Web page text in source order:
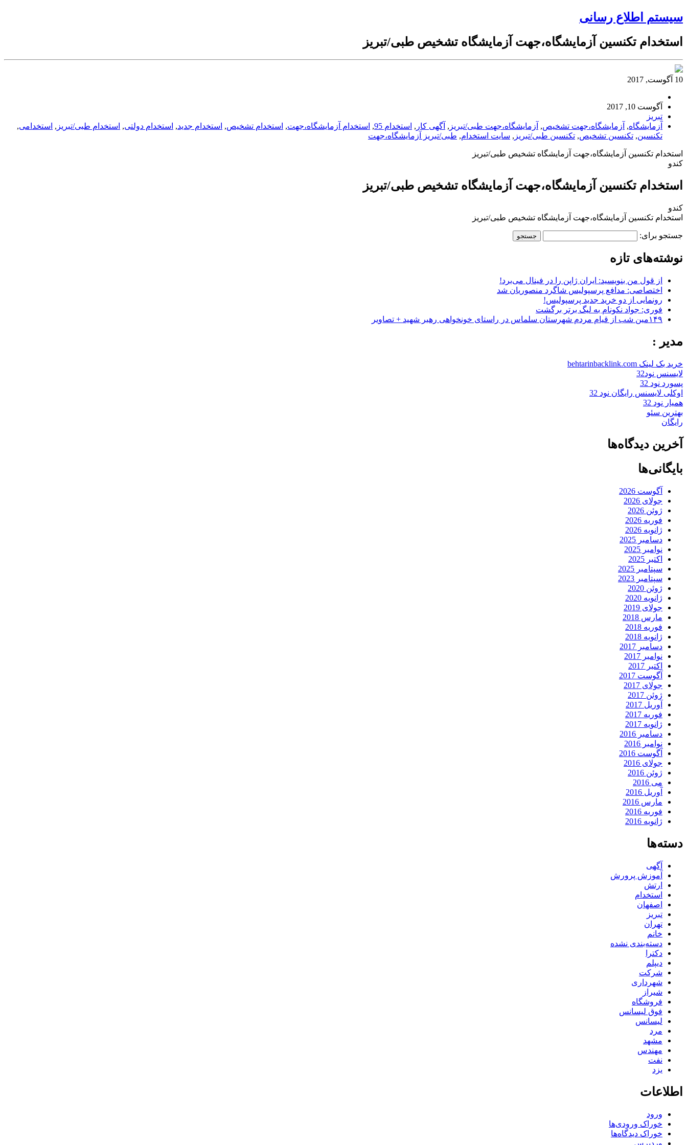
سیستم اطلاع رسانی
استخدام تکنسین آزمایشگاه،جهت آزمایشگاه تشخیص طبی/تبریز
10 آگوست, 2017
آگوست 10, 2017
تبریز
آزمایشگاه, آزمایشگاه،جهت تشخیص, آزمایشگاه،جهت طبی/تبریز , آگهی کار , استخدام 95 , استخدام آزمایشگاه،جهت, استخدام تشخیص, استخدام جدید, استخدام دولتی, استخدام طبی/تبریز , استخدامی,
تکنسین, تکنسین تشخیص, تکنسین طبی/تبریز , سایت استخدام, طبی/تبریز آزمایشگاه،جهت
استخدام تکنسین آزمایشگاه،جهت آزمایشگاه تشخیص طبی/تبریز
کندو
استخدام تکنسین آزمایشگاه،جهت آزمایشگاه تشخیص طبی/تبریز
کندو
استخدام تکنسین آزمایشگاه،جهت آزمایشگاه تشخیص طبی/تبریز
جستجو برای:
نوشته‌های تازه
از قول من بنویسید: ایران ژاپن را در فینال می‌برد!
اختصاصی: مدافع پرسپولیس شاگرد منصوریان شد
رونمایی از دو خرید جدید پرسپولیس!
فوری: جواد نکونام به لیگ برتر برگشت
۱۴۹مین شب از قیام مردم شهرستان سلماس در راستای خونخواهی رهبر شهید + تصاویر
مدیر :
خرید بک لینک behtarinbacklink.com
لایسنس نود32
پسورد نود 32
اوکلی لایسنس رایگان نود 32
همیار نود 32
بهترین سئو
رایگان
آخرین دیدگاه‌ها
بایگانی‌ها
آگوست 2026
جولای 2026
ژوئن 2026
فوریه 2026
ژانویه 2026
دسامبر 2025
نوامبر 2025
اکتبر 2025
سپتامبر 2025
سپتامبر 2023
ژوئن 2020
ژانویه 2020
جولای 2019
مارس 2018
فوریه 2018
ژانویه 2018
دسامبر 2017
نوامبر 2017
اکتبر 2017
آگوست 2017
جولای 2017
ژوئن 2017
آوریل 2017
فوریه 2017
ژانویه 2017
دسامبر 2016
نوامبر 2016
آگوست 2016
جولای 2016
ژوئن 2016
می 2016
آوریل 2016
مارس 2016
فوریه 2016
ژانویه 2016
دسته‌ها
آگهی
آموزش پرورش
ارتش
استخدام
اصفهان
تبریز
تهران
خانم
دسته‌بندی نشده
دکترا
دیپلم
شرکت
شهرداری
شیراز
فروشگاه
فوق لیسانس
لیسانس
مرد
مشهد
مهندس
نفت
یزد
اطلاعات
ورود
خوراک ورودی‌ها
خوراک دیدگاه‌ها
وردپرس